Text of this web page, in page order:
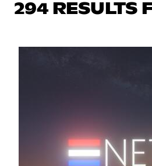
294 RESULTS